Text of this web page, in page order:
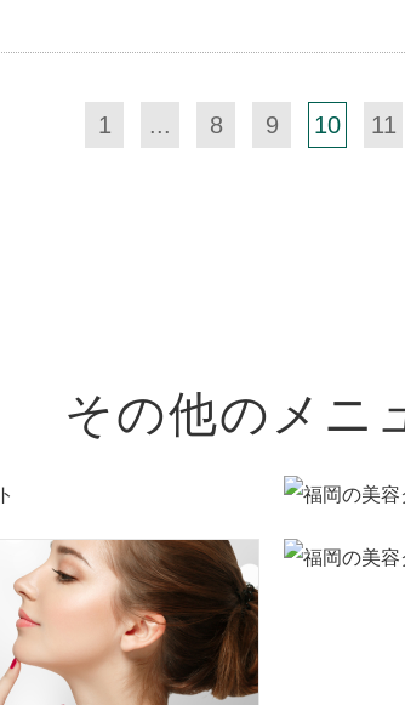
1 ... 8 9 10 11
その他のメニ